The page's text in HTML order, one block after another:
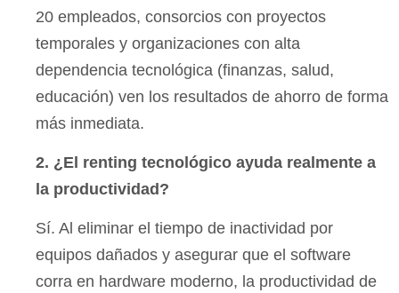
20 empleados, consorcios con proyectos
temporales y organizaciones con alta
dependencia tecnológica (finanzas, salud,
educación) ven los resultados de ahorro de forma
más inmediata.
2. ¿El renting tecnológico ayuda realmente a
la productividad?
Sí. Al eliminar el tiempo de inactividad por
equipos dañados y asegurar que el software
corra en hardware moderno, la productividad de